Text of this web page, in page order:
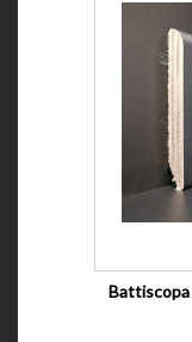
Battiscopa